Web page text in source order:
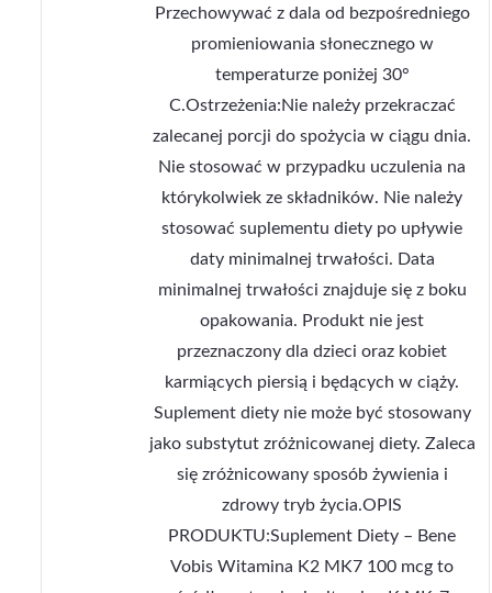
Przechowywać z dala od bezpośredniego
promieniowania słonecznego w
temperaturze poniżej 30°
C.Ostrzeżenia:Nie należy przekraczać
zalecanej porcji do spożycia w ciągu dnia.
Nie stosować w przypadku uczulenia na
którykolwiek ze składników. Nie należy
stosować suplementu diety po upływie
daty minimalnej trwałości. Data
minimalnej trwałości znajduje się z boku
opakowania. Produkt nie jest
przeznaczony dla dzieci oraz kobiet
karmiących piersią i będących w ciąży.
Suplement diety nie może być stosowany
jako substytut zróżnicowanej diety. Zaleca
się zróżnicowany sposób żywienia i
zdrowy tryb życia.OPIS
PRODUKTU:Suplement Diety – Bene
Vobis Witamina K2 MK7 100 mcg to